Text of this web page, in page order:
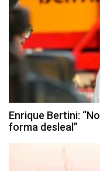
Enrique Bertini:
forma desleal”